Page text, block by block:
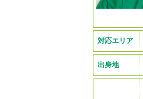
対応エリア
出身地